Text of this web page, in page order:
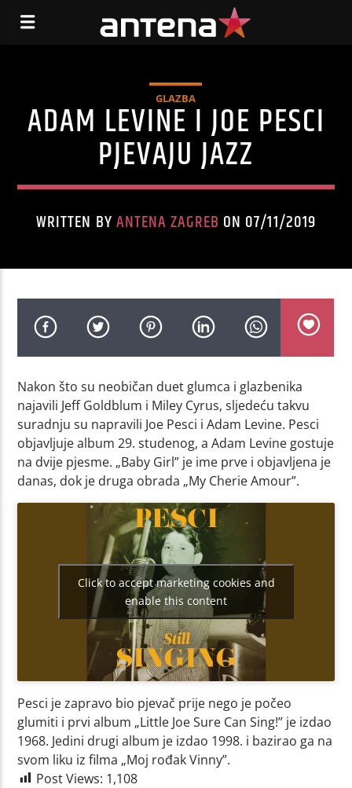
GLAZBA
ADAM LEVINE I JOE PESCI
PJEVAJU JAZZ
WRITTEN BYANTENA ZAGREB ON 07/11/2019
Nakon što su neobičan duet glumca i glazbenika
najavili Jeff Goldblum i Miley Cyrus, sljedeću takvu
suradnju su napravili Joe Pesci i Adam Levine. Pesci
objavljuje album 29. studenog, a Adam Levine gostuje
na dvije pjesme. „Baby Girl” je ime prve i objavljena je
danas, dok je druga obrada „My Cherie Amour”.
Click to accept marketing cookies and
enable this content
Pesci je zapravo bio pjevač prije nego je počeo
glumiti i prvi album „Little Joe Sure Can Sing!” je izdao
1968. Jedini drugi album je izdao 1998. i bazirao ga na
svom liku iz filma „Moj rođak Vinny”.
Post Views: 1,108